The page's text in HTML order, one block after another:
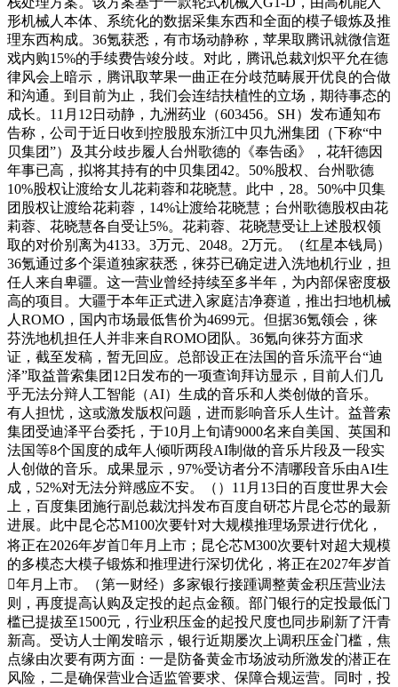
形机械人本体、系统化的数据采集东西和全面的模子锻炼及推
理东西构成。36氪获悉，有市场动静称，苹果取腾讯就微信逛
戏内购15%的手续费告竣分歧。对此，腾讯总裁刘炽平允在德
律风会上暗示，腾讯取苹果一曲正在分歧范畴展开优良的合做
和沟通。到目前为止，我们会连结扶植性的立场，期待事态的
成长。11月12日动静，九洲药业（603456。SH）发布通知布
告称，公司于近日收到控股股东浙江中贝九洲集团（下称“中
贝集团”）及其分歧步履人台州歌德的《奉告函》，花轩德因
年事已高，拟将其持有的中贝集团42。50%股权、台州歌德
10%股权让渡给女儿花莉蓉和花晓慧。此中，28。50%中贝集
团股权让渡给花莉蓉，14%让渡给花晓慧；台州歌德股权由花
莉蓉、花晓慧各自受让5%。花莉蓉、花晓慧受让上述股权领
取的对价别离为4133。3万元、2048。2万元。（红星本钱局）
36氪通过多个渠道独家获悉，徕芬已确定进入洗地机行业，担
任人来自卑疆。这一营业曾经持续至多半年，为内部保密度极
高的项目。大疆于本年正式进入家庭洁净赛道，推出扫地机械
人ROMO，国内市场最低售价为4699元。但据36氪领会，徕
芬洗地机担任人并非来自ROMO团队。36氪向徕芬方面求
证，截至发稿，暂无回应。总部设正在法国的音乐流平台“迪
泽”取益普索集团12日发布的一项查询拜访显示，目前人们几
乎无法分辩人工智能（AI）生成的音乐和人类创做的音乐。
有人担忧，这或激发版权问题，进而影响音乐人生计。益普索
集团受迪泽平台委托，于10月上旬请9000名来自美国、英国和
法国等8个国度的成年人倾听两段AI制做的音乐片段及一段实
人创做的音乐。成果显示，97%受访者分不清哪段音乐由AI生
成，52%对无法分辩感应不安。（）11月13日的百度世界大会
上，百度集团施行副总裁沈抖发布百度自研芯片昆仑芯的最新
进展。此中昆仑芯M100次要针对大规模推理场景进行优化，
将正在2026年岁首年月上市；昆仑芯M300次要针对超大规模
的多模态大模子锻炼和推理进行深切优化，将正在2027年岁首
年月上市。（第一财经）多家银行接踵调整黄金积压营业法
则，再度提高认购及定投的起点金额。部门银行的定投最低门
槛已提拔至1500元，行业积压金的起投尺度也同步刷新了汗青
新高。受访人士阐发暗示，银行近期屡次上调积压金门槛，焦
点缘由次要有两方面：一是防备黄金市场波动所激发的潜正在
风险，二是确保营业合适监管要求、保障合规运营。同时，投